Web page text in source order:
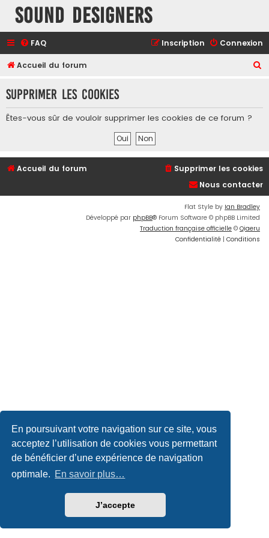
En poursuivant votre navigation sur ce site, vous
acceptez l’utilisation de cookies vous permettant
de bénéficier d’une expérience de navigation
optimale. En savoir plus…
J’accepte
Sound Designers
FAQ Connexion
Inscription
Accueil du forum
h
c
h
Supprimer les cookies
Êtes-vous sûr de vouloir supprimer les cookies de ce forum ?
Accueil du forum
Supprimer les cookies
Nous contacter
Flat Style by Ian Bradley
Développé par phpBB® Forum Software © phpBB Limited
Traduction française officielle © Qiaeru
Confidentialité | Conditions